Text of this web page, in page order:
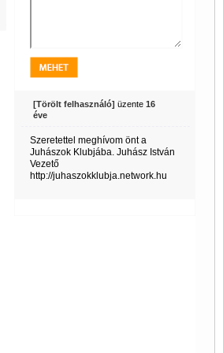
[Törölt felhasználó] üzente 16
éve
Szeretettel meghívom önt a
Juhászok Klubjába. Juhász István
Vezető
http://juhaszokklubja.network.hu